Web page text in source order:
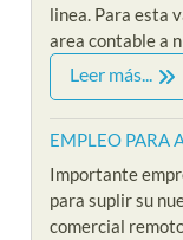
linea. Para esta
area contable a
Leer más...
EMPLEO PARA
Importante
para suplir su
comercial